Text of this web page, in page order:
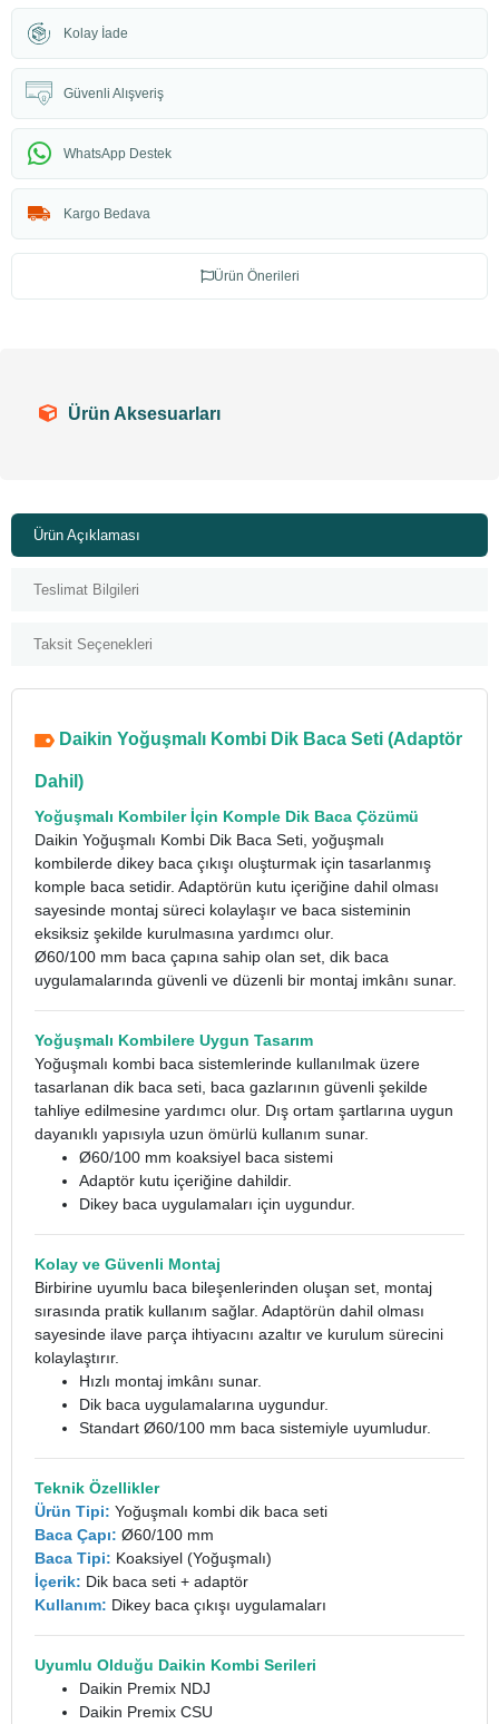
Kolay İade
Güvenli Alışveriş
WhatsApp Destek
Kargo Bedava
Ürün Önerileri
Ürün Aksesuarları
Ürün Açıklaması
Teslimat Bilgileri
Taksit Seçenekleri
Daikin Yoğuşmalı Kombi Dik Baca Seti (Adaptör
Dahil)
Yoğuşmalı Kombiler İçin Komple Dik Baca Çözümü
Daikin Yoğuşmalı Kombi Dik Baca Seti, yoğuşmalı
kombilerde dikey baca çıkışı oluşturmak için tasarlanmış
komple baca setidir. Adaptörün kutu içeriğine dahil olması
sayesinde montaj süreci kolaylaşır ve baca sisteminin
eksiksiz şekilde kurulmasına yardımcı olur.
Ø60/100 mm baca çapına sahip olan set, dik baca
uygulamalarında güvenli ve düzenli bir montaj imkânı sunar.
Yoğuşmalı Kombilere Uygun Tasarım
Yoğuşmalı kombi baca sistemlerinde kullanılmak üzere
tasarlanan dik baca seti, baca gazlarının güvenli şekilde
tahliye edilmesine yardımcı olur. Dış ortam şartlarına uygun
dayanıklı yapısıyla uzun ömürlü kullanım sunar.
Ø60/100 mm koaksiyel baca sistemi
Adaptör kutu içeriğine dahildir.
Dikey baca uygulamaları için uygundur.
Kolay ve Güvenli Montaj
Birbirine uyumlu baca bileşenlerinden oluşan set, montaj
sırasında pratik kullanım sağlar. Adaptörün dahil olması
sayesinde ilave parça ihtiyacını azaltır ve kurulum sürecini
kolaylaştırır.
Hızlı montaj imkânı sunar.
Dik baca uygulamalarına uygundur.
Standart Ø60/100 mm baca sistemiyle uyumludur.
Teknik Özellikler
Ürün Tipi: Yoğuşmalı kombi dik baca seti
Baca Çapı: Ø60/100 mm
Baca Tipi: Koaksiyel (Yoğuşmalı)
İçerik: Dik baca seti + adaptör
Kullanım: Dikey baca çıkışı uygulamaları
Uyumlu Olduğu Daikin Kombi Serileri
Daikin Premix NDJ
Daikin Premix CSU